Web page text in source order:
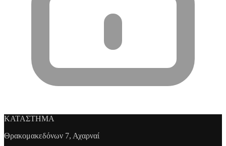
ΚΑΤΑΣΤΗΜΑ
Θρακομακεδόνων 7, Αχαρναί